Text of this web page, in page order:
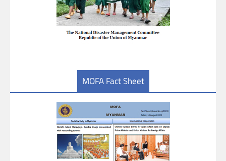
MOFA Fact Sheet